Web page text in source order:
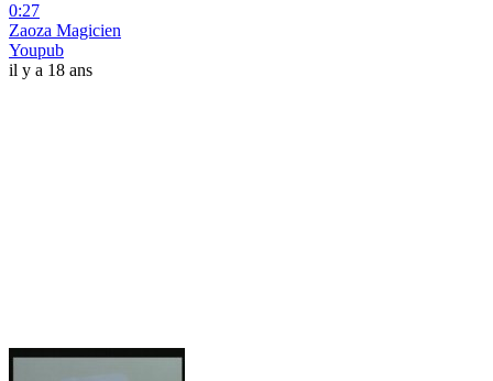
0:27
Zaoza Magicien
Youpub
il y a 18 ans